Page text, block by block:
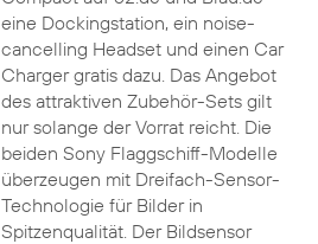
eine Dockingstation, ein noise-
cancelling Headset und einen Car
Charger gratis dazu. Das Angebot
des attraktiven Zubehör-Sets gilt
nur solange der Vorrat reicht. Die
beiden Sony Flaggschiff-Modelle
überzeugen mit Dreifach-Sensor-
Technologie für Bilder in
Spitzenqualität. Der Bildsensor